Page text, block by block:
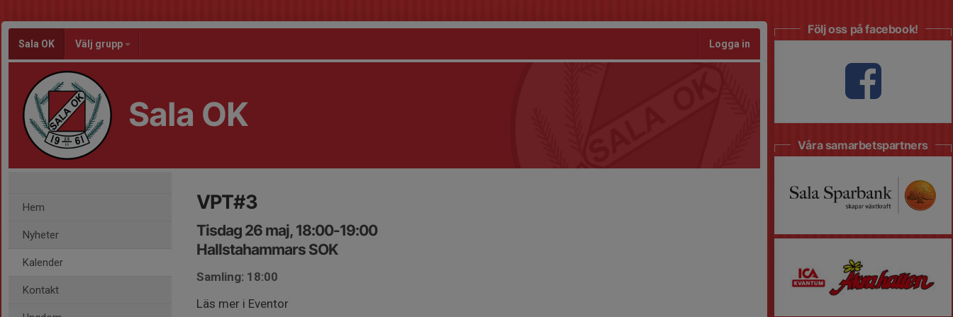
Sala OK Välj grupp Logga in
Sala OK
Hem
Nyheter
Kalender
Kontakt
VPT#3
Tisdag 26 maj, 18:00-19:00
Hallstahammars SOK
Samling: 18:00
Läs mer i Eventor
Följ oss på facebook!
Våra samarbetspartners